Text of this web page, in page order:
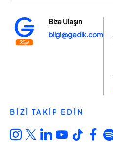
Bize Ulaşın
bilgi@gedik.com
BİZİ TAKİP EDİN